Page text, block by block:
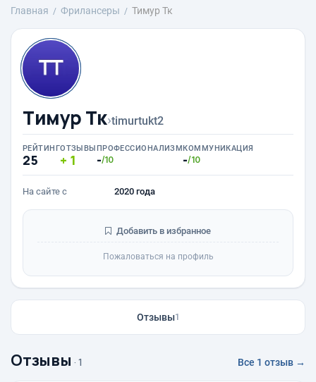
Главная Фрилансеры Тимур Тк
Тимур Тк›timurtukt2
РЕЙТИНГ
25
ОТЗЫВЫ
1
ПРОФЕССИОНАЛИЗМ
-/10
КОММУНИКАЦИЯ
-/10
На сайте с 2020 года
Добавить в избранное
Пожаловаться на профиль
Отзывы1
Отзывы · 1 Все 1 отзыв →